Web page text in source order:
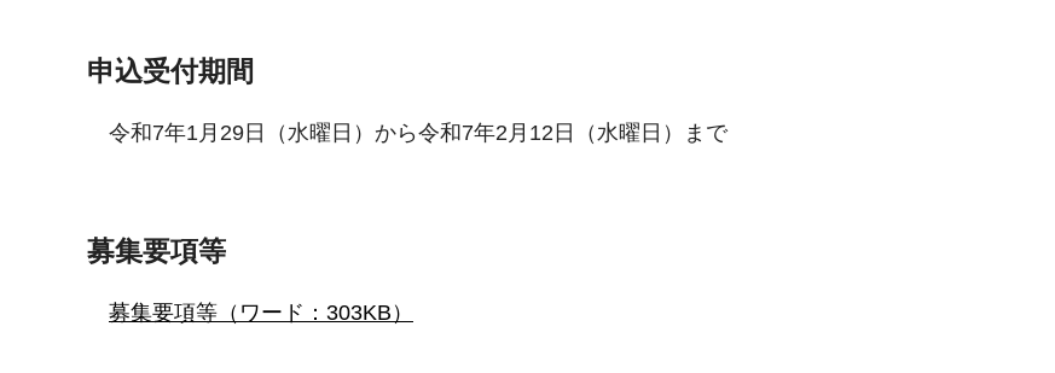
申込受付期間
令和7年1月29日（水曜日）から令和7年2月12日（水曜日）まで
募集要項等
募集要項等（ワード：303KB）